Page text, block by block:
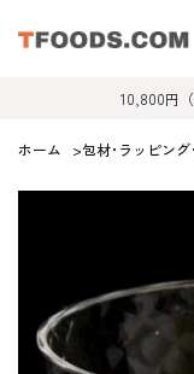
10,800円
ホーム >包材･ラッピン